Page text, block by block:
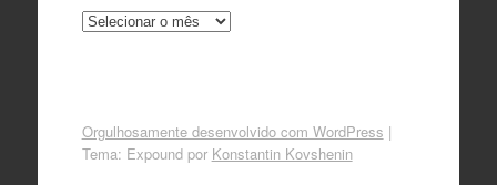
Arquivos
Orgulhosamente desenvolvido com WordPress |
Tema: Expound por Konstantin Kovshenin